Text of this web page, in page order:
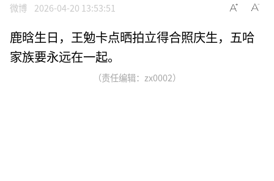
微博 2026-04-20 13:53:51
鹿晗生日，王勉卡点晒拍立得合照庆生，五哈
家族要永远在一起。
（责任编辑：zx0002）